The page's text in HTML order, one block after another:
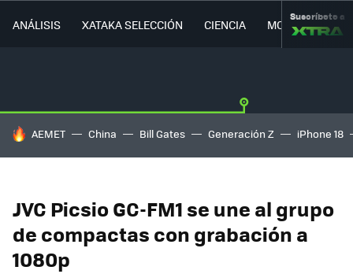
ANÁLISIS XATAKA SELECCIÓN CIENCIA MOVILIDAD
Suscríbete a
HOY SE HABLA DE
AEMET China Bill Gates Generación Z iPhone 18
JVC Picsio GC-FM1 se une al grupo
de compactas con grabación a
1080p